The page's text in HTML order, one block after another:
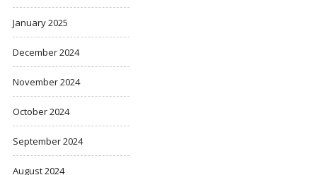
January 2025
December 2024
November 2024
October 2024
September 2024
August 2024